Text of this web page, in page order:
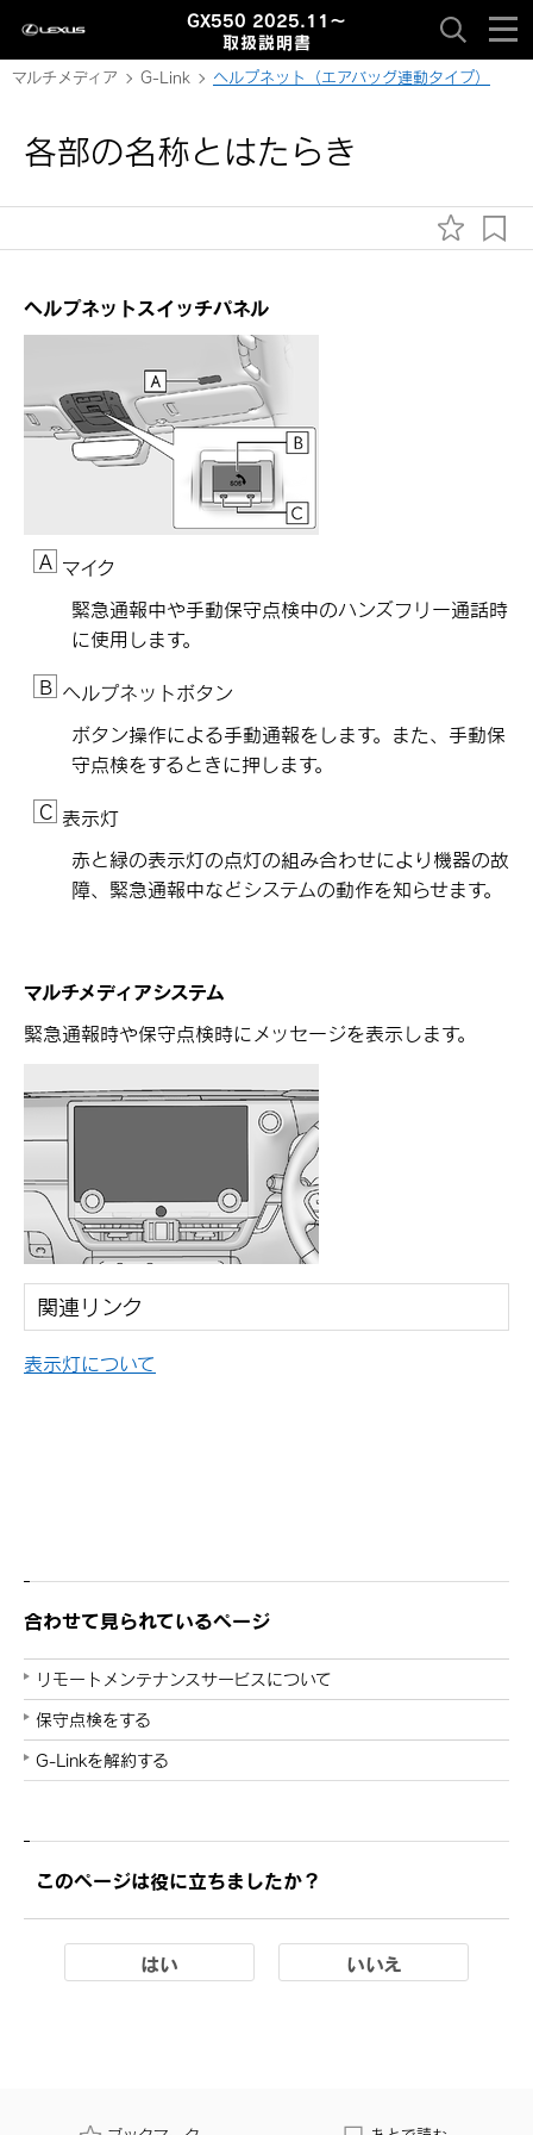
GX550 2025.11～
取扱説明書
マルチメディア G-Link ヘルプネット（エアバッグ連動タイプ）
各部の名称とはたらき
ヘルプネットスイッチパネル
マイク
緊急通報中や手動保守点検中のハンズフリー通話時
に使用します。
ヘルプネットボタン
ボタン操作による手動通報をします。また、手動保
守点検をするときに押します。
表示灯
赤と緑の表示灯の点灯の組み合わせにより機器の故
障、緊急通報中などシステムの動作を知らせます。
マルチメディアシステム
緊急通報時や保守点検時にメッセージを表示します。
関連リンク
表示灯について
合わせて見られているページ
リモートメンテナンスサービスについて
保守点検をする
G-Linkを解約する
このページは役に立ちましたか？
はい いいえ